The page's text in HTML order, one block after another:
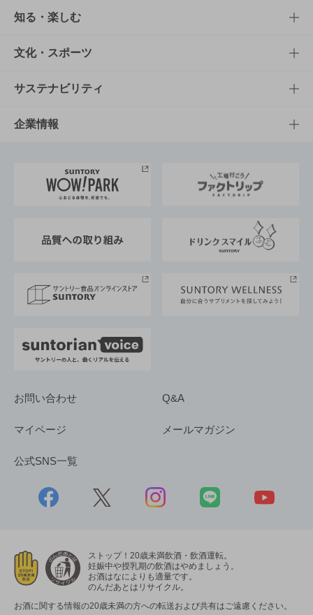
商品TOP
商品一覧
商品発売情報
栄養成分一覧
知る・楽しむ
知る・楽しむTOP
キャンペーン
工場見学
地域情報
文化・スポーツ
文化・スポーツTOP
サントリーホール
サントリーサンバーズ大阪
サステナビリティ
サステナビリティTOP
サントリーが考えるサステナビリティ経営
企業情報
企業概要
採用情報
お問い合わせ Q&A
マイページ メールマガジン
公式SNS一覧
ストップ！20歳未満飲酒・飲酒運転。
妊娠中や授乳期の飲酒はやめましょう。
お酒はなによりも適量です。
のんだあとはリサイクル。
お酒に関する情報の20歳未満の方への転送および共有はご遠慮ください。